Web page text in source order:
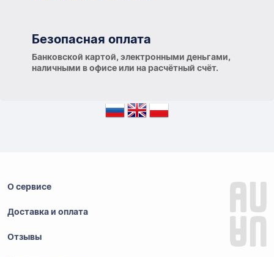
Безопасная оплата
Банковской картой, электронными деньгами,
наличными в офисе или на расчётный счёт.
О сервисе
Доставка и оплата
Отзывы